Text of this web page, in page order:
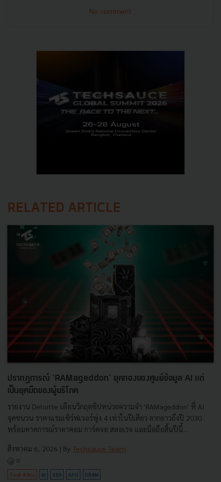
No comment
RELATED ARTICLE
ปรากฏการณ์ ‘RAMageddon’ ยุคทองของศูนย์ข้อมูล AI แต่
เป็นยุคมืดของผู้บริโภค
รายงาน Deloitte เตือนวิกฤตชิปหน่วยความจำ 'RAMageddon' ที่ AI
จุดชนวน ราคาแรมเซิร์ฟเวอร์พุ่ง 4 เท่าในปีเดียว ลากยาวถึงปี 2030
พร้อมคาดการณ์ราคาคอม การ์ดจอ สตอเรจ และมือถือสิ้นปีนี้...
สิงหาคม 6, 2026 | By Techsauce Team
0
Tech & Biz AI SSD GPU DRAM